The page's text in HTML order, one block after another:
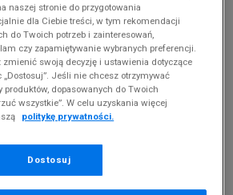
do miejskiej dżungli
popularności bijąsneakersy
oraz projekty, które z powodzeniem
także do regularnych
kondycję fizyczną, Nike
dalej…
naszej stronie do przygotowania
dla Ciebie treści, w tym rekomendacji
do Twoich potrzeb i zainteresowań,
czy zapamiętywanie wybranych preferencji.
swoją decyzję i ustawienia dotyczące
„Dostosuj”. Jeśli nie chcesz otrzymywać
produktów, dopasowanych do Twoich
wszystkie”. W celu uzyskania więcej
politykę prywatności.
Dostosuj